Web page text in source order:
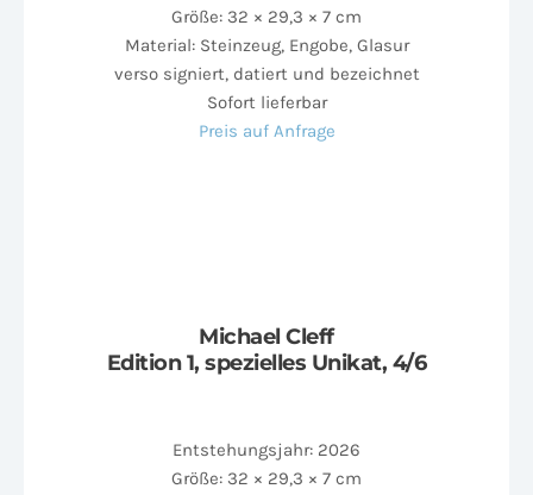
Größe: 32 × 29,3 × 7 cm
Material: Steinzeug, Engobe, Glasur
verso signiert, datiert und bezeichnet
Sofort lieferbar
Preis auf Anfrage
Michael Cleff
Edition 1, spezielles Unikat, 4/6
Entstehungsjahr: 2026
Größe: 32 × 29,3 × 7 cm